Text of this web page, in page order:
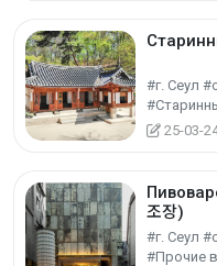
#г. Сеул
25-03-
조장)
#г. Сеул